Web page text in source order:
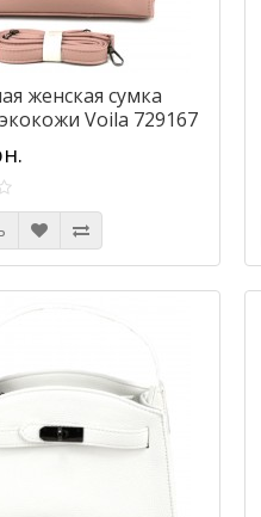
женская сумка
Voila 729167